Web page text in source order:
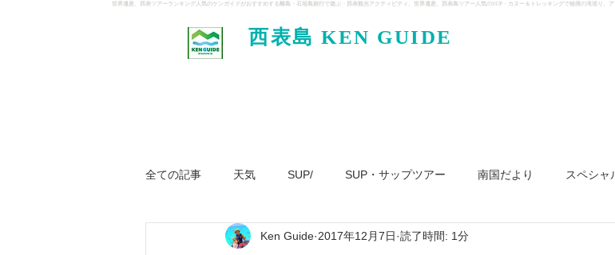
世界遺産、西表ツアーランキング人気のケンガイドがおすすめする離島・石垣島旅行で遊ぶ・西表観光アクティビティ、世界遺産、西表島ツアー人気のSUP・カヌー＆トレッキングで秘境の滝巡り
西表島 KEN GUIDE
全ての記事 天気 SUP/ SUP・サップツアー 南国だより スペシャ
ジャングル大冒険ツアー パナリ島 ヨット
Ken Guide 2017年12月7日 読了時間: 1分